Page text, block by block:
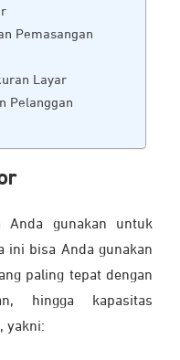
Pemasangan
Layar
Pelanggan
gunakan untuk
ini bisa Anda gunakan
paling tepat dengan
hingga kapasitas
yakni: